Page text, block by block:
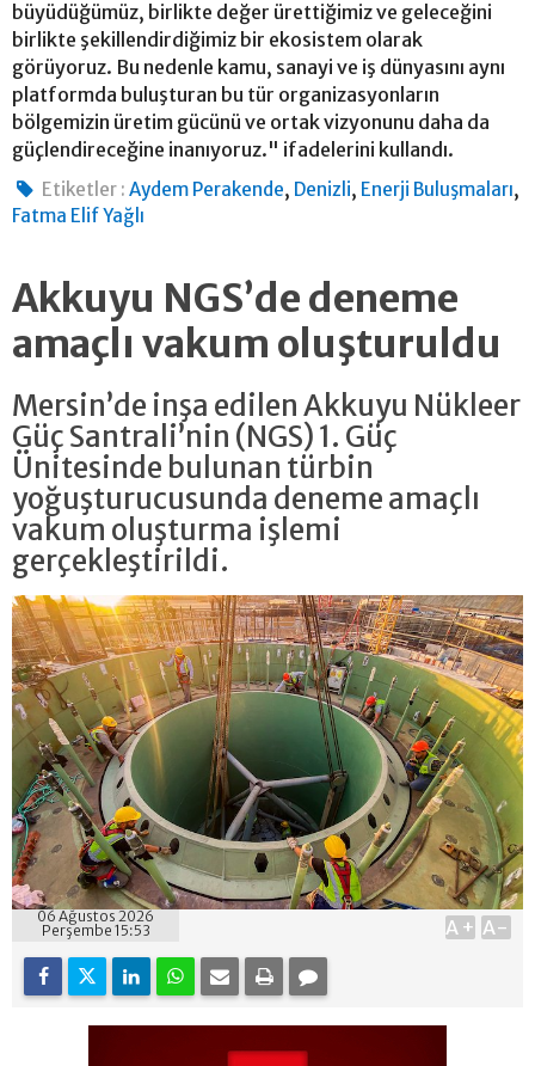
büyüdüğümüz, birlikte değer ürettiğimiz ve geleceğini
birlikte şekillendirdiğimiz bir ekosistem olarak
görüyoruz. Bu nedenle kamu, sanayi ve iş dünyasını aynı
platformda buluşturan bu tür organizasyonların
bölgemizin üretim gücünü ve ortak vizyonunu daha da
güçlendireceğine inanıyoruz." ifadelerini kullandı.
Etiketler : Aydem Perakende, Denizli, Enerji Buluşmaları,
Fatma Elif Yağlı
Akkuyu NGS’de deneme
amaçlı vakum oluşturuldu
Mersin’de inşa edilen Akkuyu Nükleer
Güç Santrali’nin (NGS) 1. Güç
Ünitesinde bulunan türbin
yoğuşturucusunda deneme amaçlı
vakum oluşturma işlemi
gerçekleştirildi.
06 Ağustos 2026
Perşembe 15:53
A+ A-